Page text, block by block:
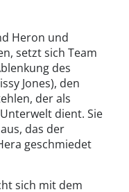
Heron und
setzt sich Team
des
Jones), den
der als
dient. Sie
das der
geschmiedet
sich mit dem